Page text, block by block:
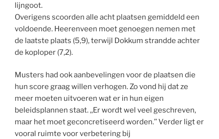
lijngoot.
Overigens scoorden alle acht plaatsen gemiddeld een
voldoende. Heerenveen moet genoegen nemen met
de laatste plaats (5,9), terwijl Dokkum strandde achter
de koploper (7,2).
Musters had ook aanbevelingen voor de plaatsen die
hun score graag willen verhogen. Zo vond hij dat ze
meer moeten uitvoeren wat er in hun eigen
beleidsplannen staat. ,,Er wordt wel veel geschreven,
maar het moet geconcretiseerd worden.’’ Verder ligt er
vooral ruimte voor verbetering bij